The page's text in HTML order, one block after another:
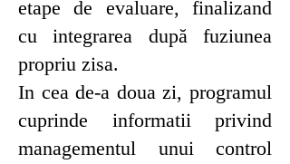
etape de evaluare, finalizand
cu integrarea după fuziunea
propriu zisa.
In cea de-a doua zi, programul
cuprinde informatii privind
managementul unui control